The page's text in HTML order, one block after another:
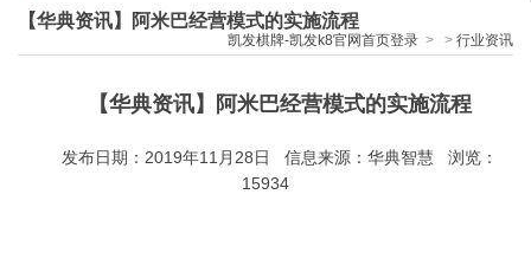
【华典资讯】阿米巴经营模式的实施流程
凯发棋牌-凯发k8官网首页登录 > > 行业资讯
【华典资讯】阿米巴经营模式的实施流程
发布日期：2019年11月28日 信息来源：华典智慧 浏览：
15934